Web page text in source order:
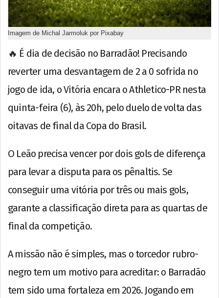
Imagem de Michal Jarmoluk por Pixabay
🔥 É dia de decisão no Barradão! Precisando
reverter uma desvantagem de 2 a 0 sofrida no
jogo de ida, o Vitória encara o Athletico-PR nesta
quinta-feira (6), às 20h, pelo duelo de volta das
oitavas de final da Copa do Brasil.
O Leão precisa vencer por dois gols de diferença
para levar a disputa para os pênaltis. Se
conseguir uma vitória por três ou mais gols,
garante a classificação direta para as quartas de
final da competição.
A missão não é simples, mas o torcedor rubro-
negro tem um motivo para acreditar: o Barradão
tem sido uma fortaleza em 2026. Jogando em